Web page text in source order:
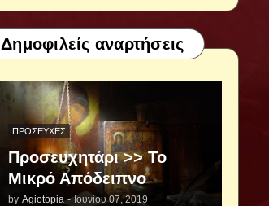
Δημοφιλείς αναρτήσεις
ΠΡΟΣΕΥΧΈΣ
Προσευχητάρι >> Το
Μικρό Απόδειπνο
by Agiotopia - Ιουνίου 07, 2019